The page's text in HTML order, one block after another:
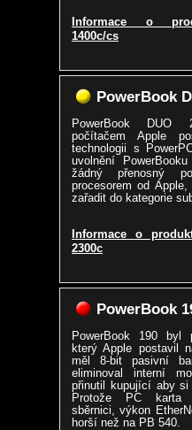
Informace o
1400c/cs
PowerBook
PowerBook DUO
počítačem Apple
technologii s
uvolnění
žádný přenosný
procesorem od
zařadit do kategorie
Informace o
2300c
PowerBook
PowerBook 190 byl
který Apple postavil
měl 8-bit pasivní
eliminoval interní
přinutil kupující aby si
Protože PC karta
sběrnici, výkon
horší než na PB 540.